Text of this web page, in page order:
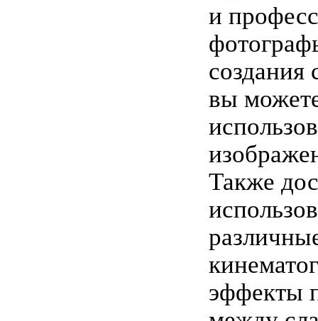
и
создания
вы
Также
эффекты